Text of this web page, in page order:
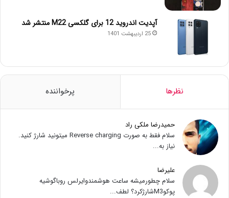
آپدیت اندروید 12 برای گلکسی M22 منتشر شد
25 اردیبهشت 1401
نظرها پرخواننده
حمیدرضا ملکی راد
سلام فقط به صورت Reverse charging میتونید شارژ کنید.
نیاز به...
علیرضا
سلام چطورمیشه ساعت هوشمندوایرلس روباگوشیه
پوکوM3شارژکرد؟ لطف...